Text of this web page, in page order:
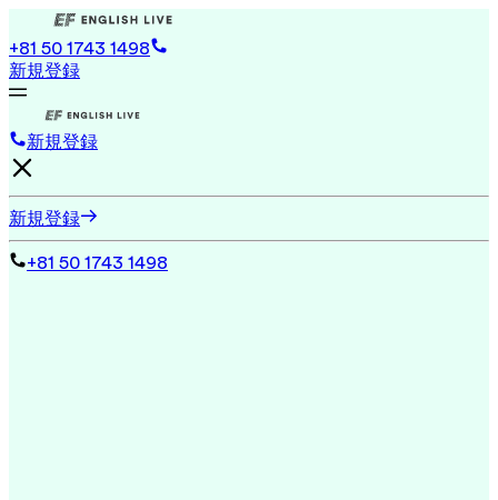
+81 50 1743 1498
新規登録
新規登録
新規登録
+81 50 1743 1498